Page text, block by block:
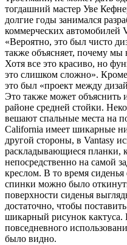
тогдашний мастер Уве
долгие годы занимался
коммерческих автомобилей
«Вероятно, это был чисто
также объясняет, почему мы
Хотя все это красиво, но
это слишком сложно». Кроме
это был «проект между
Это также может объяснить
районе средней стойки.
вешают спальные места на
California имеет шикарные
другой стороны, в Vantasy
раскладывающиеся планки,
непосредственно на самой
креслом. В то время сиденья
спинки можно было
поверхности сиденья
достаточно, чтобы
шикарный рисунок кактуса.
повседневного
было видно.